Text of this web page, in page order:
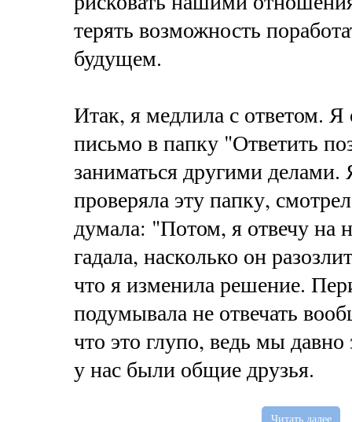
терять возможность
будущем.
Итак, я медлила с ответом. Я
письмо в папку "Ответить
заниматься другими делами.
проверяла эту папку,
думала: "Потом, я отвечу на
гадала, насколько он
что я изменила решение.
подумывала не отвечать
что это глупо, ведь мы давно
у нас были общие друзья.
Читать далее